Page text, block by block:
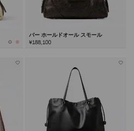
バー ホールドオール スモール
¥188,100